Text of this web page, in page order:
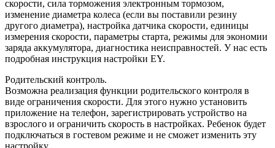
скорости, сила торможения электронным тормозом,
изменение диаметра колеса (если вы поставили резину
другого диаметра), настройка датчика скорости, единицы
измерения скорости, параметры старта, режимы для экономии
заряда аккумулятора, диагностика неисправностей. У нас есть
подробная инструкция настройки EY.
Родительский контроль.
Возможна реализация функции родительского контроля в
виде ограничения скорости. Для этого нужно установить
приложение на телефон, зарегистрировать устройство на
взрослого и ограничить скорость в настройках. Ребенок будет
подключаться в гостевом режиме и не сможет изменить эту
настройку.